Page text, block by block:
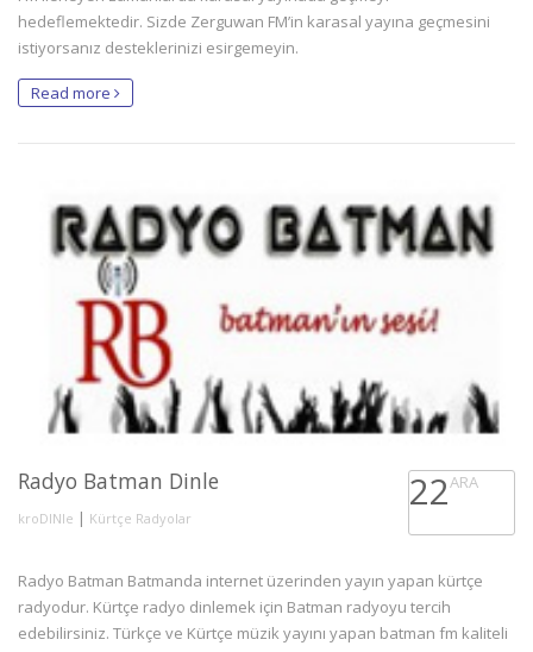
hedeflemektedir. Sizde Zerguwan FM’in karasal yayına geçmesini
istiyorsanız desteklerinizi esirgemeyin.
Read more
Radyo Batman Dinle
kroDINle | Kürtçe Radyolar
22ARA
Radyo Batman Batmanda internet üzerinden yayın yapan kürtçe
radyodur. Kürtçe radyo dinlemek için Batman radyoyu tercih
edebilirsiniz. Türkçe ve Kürtçe müzik yayını yapan batman fm kaliteli